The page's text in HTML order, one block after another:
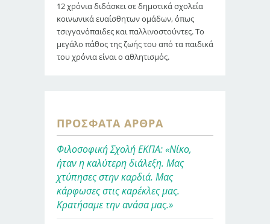
12 χρόνια διδάσκει σε δημοτικά σχολεία
κοινωνικά ευαίσθητων ομάδων, όπως
τσιγγανόπαιδες και παλλινοστούντες. Το
μεγάλο πάθος της ζωής του από τα παιδικά
του χρόνια είναι ο αθλητισμός.
ΠΡΌΣΦΑΤΑ ΆΡΘΡΑ
Φιλοσοφική Σχολή ΕΚΠΑ: «Νίκο,
ήταν η καλύτερη διάλεξη. Μας
χτύπησες στην καρδιά. Μας
κάρφωσες στις καρέκλες μας.
Κρατήσαμε την ανάσα μας.»